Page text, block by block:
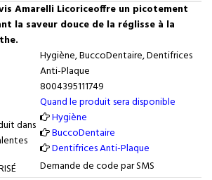
Amarelli Licoriceoffre un picotement
la saveur douce de la réglisse à la
Hygiène, BuccoDentaire, Dentifrices
Anti-Plaque
8004395111749
Quand le produit sera disponible
dans
Hygiène
BuccoDentaire
Dentifrices Anti-Plaque
Demande de code par SMS